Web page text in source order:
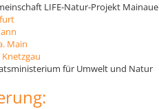
LIFE-Natur-Projekt Mainaue
Main
Knetzgau
für Umwelt und Natur